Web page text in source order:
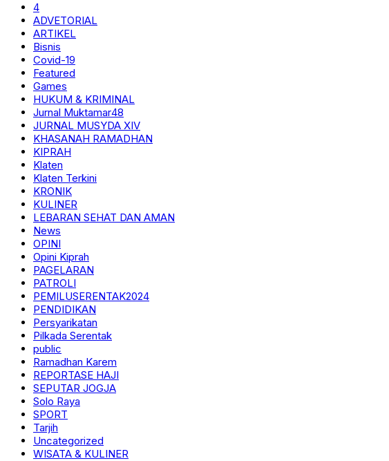
4
ADVETORIAL
ARTIKEL
Bisnis
Covid-19
Featured
Games
HUKUM & KRIMINAL
Jurnal Muktamar48
JURNAL MUSYDA XIV
KHASANAH RAMADHAN
KIPRAH
Klaten
Klaten Terkini
KRONIK
KULINER
LEBARAN SEHAT DAN AMAN
News
OPINI
Opini Kiprah
PAGELARAN
PATROLI
PEMILUSERENTAK2024
PENDIDIKAN
Persyarikatan
Pilkada Serentak
public
Ramadhan Karem
REPORTASE HAJI
SEPUTAR JOGJA
Solo Raya
SPORT
Tarjih
Uncategorized
WISATA & KULINER